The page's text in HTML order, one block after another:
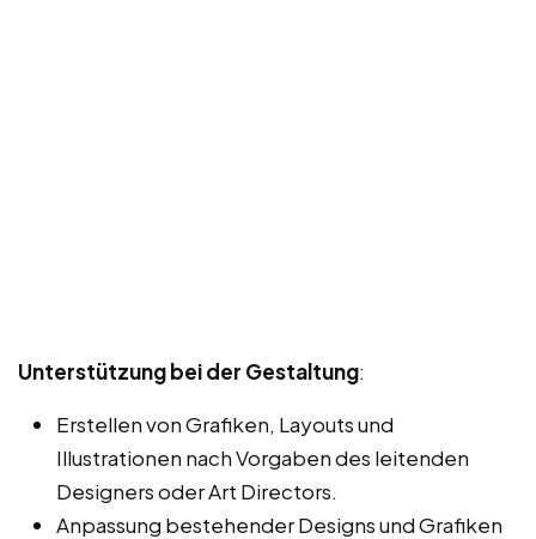
Unterstützung bei der Gestaltung:
Erstellen von Grafiken, Layouts und
Illustrationen nach Vorgaben des leitenden
Designers oder Art Directors.
Anpassung bestehender Designs und Grafiken